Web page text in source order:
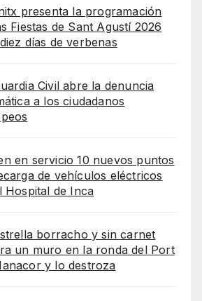
presenta la programación
Fiestas de Sant Agustí 2026
días de verbenas
Civil abre la denuncia
a los ciudadanos
en servicio 10 nuevos puntos
de vehículos eléctricos
Hospital de Inca
borracho y sin carnet
un muro en la ronda del Port
y lo destroza